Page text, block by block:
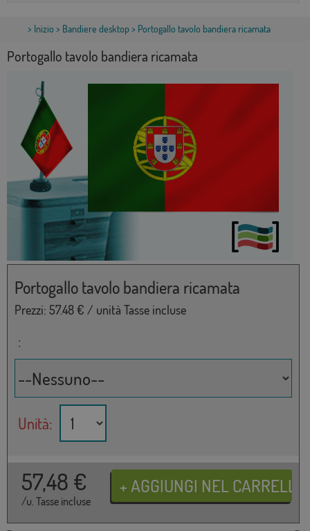
> Inizio > Bandiere desktop> Portogallo tavolo bandiera ricamata
Portogallo tavolo bandiera ricamata
Portogallo tavolo bandiera ricamata
Prezzi: 57.48€ / unità Tasse incluse
:
Unità:
57,48 €
/u. Tasse incluse